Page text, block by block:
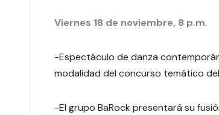
Viernes 18 de noviembre, 8 p.m.
-Espectáculo de danza
modalidad del concurso temático
-El grupo BaRock presentará su